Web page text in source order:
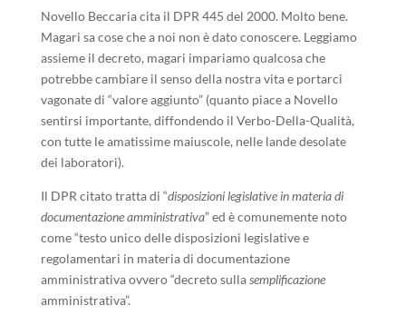
Novello Beccaria cita il DPR 445 del 2000. Molto bene.
Magari sa cose che a noi non è dato conoscere. Leggiamo
assieme il decreto, magari impariamo qualcosa che
potrebbe cambiare il senso della nostra vita e portarci
vagonate di “valore aggiunto” (quanto piace a Novello
sentirsi importante, diffondendo il Verbo-Della-Qualità,
con tutte le amatissime maiuscole, nelle lande desolate
dei laboratori).
Il DPR citato tratta di “disposizioni legislative in materia di
documentazione amministrativa” ed è comunemente noto
come “testo unico delle disposizioni legislative e
regolamentari in materia di documentazione
amministrativa ovvero “decreto sullasemplificazione
amministrativa”.